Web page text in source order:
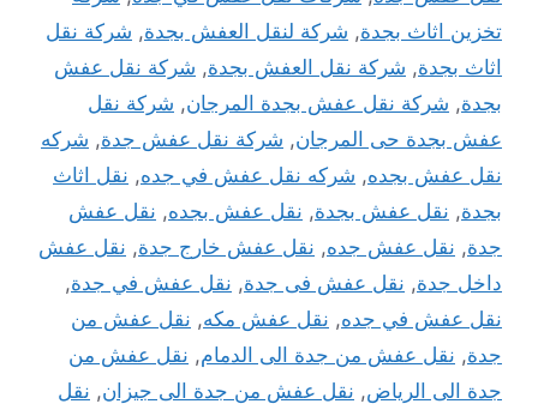
تخزين اثاث بجدة, شركة لنقل العفش بجدة, شركة نقل
اثاث بجدة, شركة نقل العفش بجدة, شركة نقل عفش
بجدة, شركة نقل عفش بجدة المرجان, شركة نقل
عفش بجدة حى المرجان, شركة نقل عفش جدة, شركه
نقل عفش بجده, شركه نقل عفش في جده, نقل اثاث
بجدة, نقل عفش بجدة, نقل عفش بجده, نقل عفش
جدة, نقل عفش جده, نقل عفش خارج جدة, نقل عفش
داخل جدة, نقل عفش فى جدة, نقل عفش في جدة,
نقل عفش في جده, نقل عفش مكه, نقل عفش من
جدة, نقل عفش من جدة الى الدمام, نقل عفش من
جدة الى الرياض, نقل عفش من جدة الى جيزان, نقل